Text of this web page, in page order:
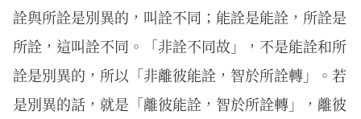
詮與所詮是別異的，叫詮不同；能詮是能詮，所詮是
所詮，這叫詮不同。「非詮不同故」，不是能詮和所
詮是別異的，所以「非離彼能詮，智於所詮轉」。若
是別異的話，就是「離彼能詮，智於所詮轉」，離彼